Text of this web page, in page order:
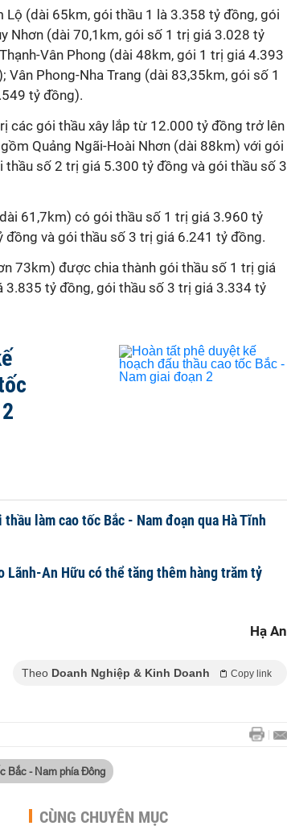
Lộ (dài 65km, gói thầu 1 là 3.358 tỷ đồng, gói
Nhơn (dài 70,1km, gói số 1 trị giá 3.028 tỷ
Vân Phong (dài 48km, gói 1 trị giá 4.393
Phong-Nha Trang (dài 83,35km, gói số 1
tỷ đồng).
các gói thầu xây lắp từ 12.000 tỷ đồng trở lên
Quảng Ngãi-Hoài Nhơn (dài 88km) với gói
số 2 trị giá 5.300 tỷ đồng và gói thầu số 3
61,7km) có gói thầu số 1 trị giá 3.960 tỷ
và gói thầu số 3 trị giá 6.241 tỷ đồng.
73km) được chia thành gói thầu số 1 trị giá
tỷ đồng, gói thầu số 3 trị giá 3.334 tỷ
thầu làm cao tốc Bắc - Nam đoạn qua Hà Tĩnh
Lãnh-An Hữu có thể tăng thêm hàng trăm tỷ
Hạ An
Theo Doanh Nghiệp & Kinh Doanh Copy link
Bắc - Nam phía Đông
CÙNG CHUYÊN MỤC